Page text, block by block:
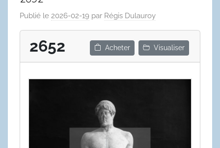
Publié le 2026-02-19 par Régis Dulauroy
2652 Acheter Visualiser